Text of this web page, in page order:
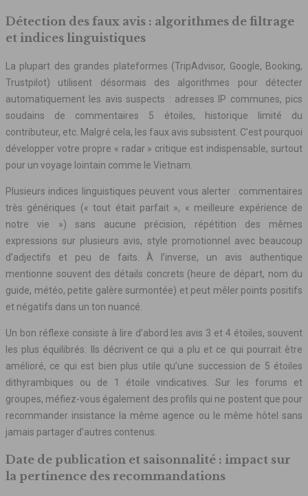
Détection des faux avis : algorithmes de filtrage
et indices linguistiques
La plupart des grandes plateformes (TripAdvisor, Google, Booking,
Trustpilot) utilisent désormais des algorithmes pour détecter
automatiquement les avis suspects : adresses IP communes, pics
soudains de commentaires 5 étoiles, historique limité du
contributeur, etc. Malgré cela, les faux avis subsistent. C’est pourquoi
développer votre propre « radar » critique est indispensable, surtout
pour un voyage lointain comme le Vietnam.
Plusieurs indices linguistiques peuvent vous alerter : commentaires
très génériques (« tout était parfait », « meilleure expérience de
notre vie ») sans aucune précision, répétition des mêmes
expressions sur plusieurs avis, style promotionnel avec beaucoup
d’adjectifs et peu de faits. À l’inverse, un avis authentique
mentionne souvent des détails concrets (heure de départ, nom du
guide, météo, petite galère surmontée) et peut mêler points positifs
et négatifs dans un ton nuancé.
Un bon réflexe consiste à lire d’abord les avis 3 et 4 étoiles, souvent
les plus équilibrés. Ils décrivent ce qui a plu et ce qui pourrait être
amélioré, ce qui est bien plus utile qu’une succession de 5 étoiles
dithyrambiques ou de 1 étoile vindicatives. Sur les forums et
groupes, méfiez-vous également des profils qui ne postent que pour
recommander insistance la même agence ou le même hôtel sans
jamais partager d’autres contenus.
Date de publication et saisonnalité : impact sur
la pertinence des recommandations